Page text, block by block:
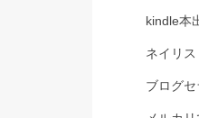
kindle本
ネイリ
ブログ